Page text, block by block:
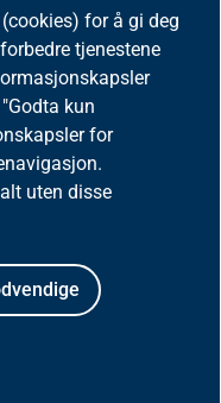
for å gi deg
tjenestene
kun
for
uten disse